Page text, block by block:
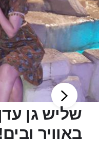
שליש גן
באוויר ובים!